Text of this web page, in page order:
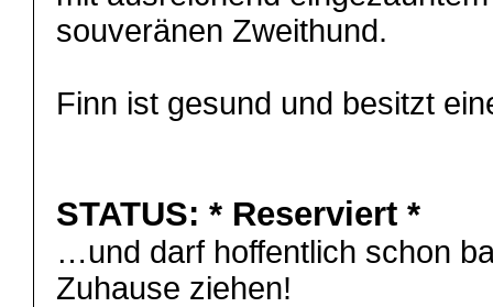
souveränen Zweithund.
Finn ist gesund und besitzt
STATUS: * Reserviert *
…und darf hoffentlich schon
Zuhause ziehen!